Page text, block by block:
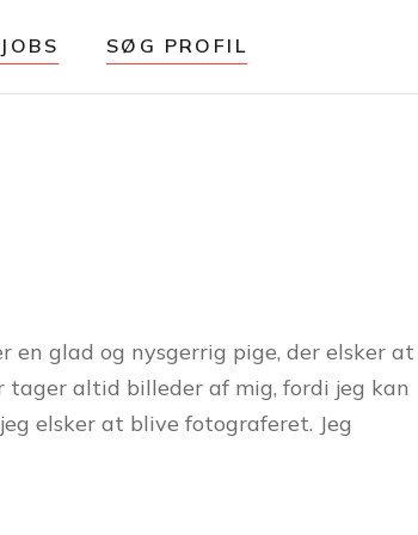
SØG PROFIL
en glad og nysgerrig pige, der elsker at
tager altid billeder af mig, fordi jeg kan
elsker at blive fotograferet. Jeg